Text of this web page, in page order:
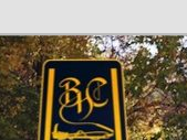
Schleppjagden und